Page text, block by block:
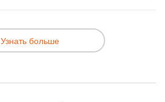
Узнать больше